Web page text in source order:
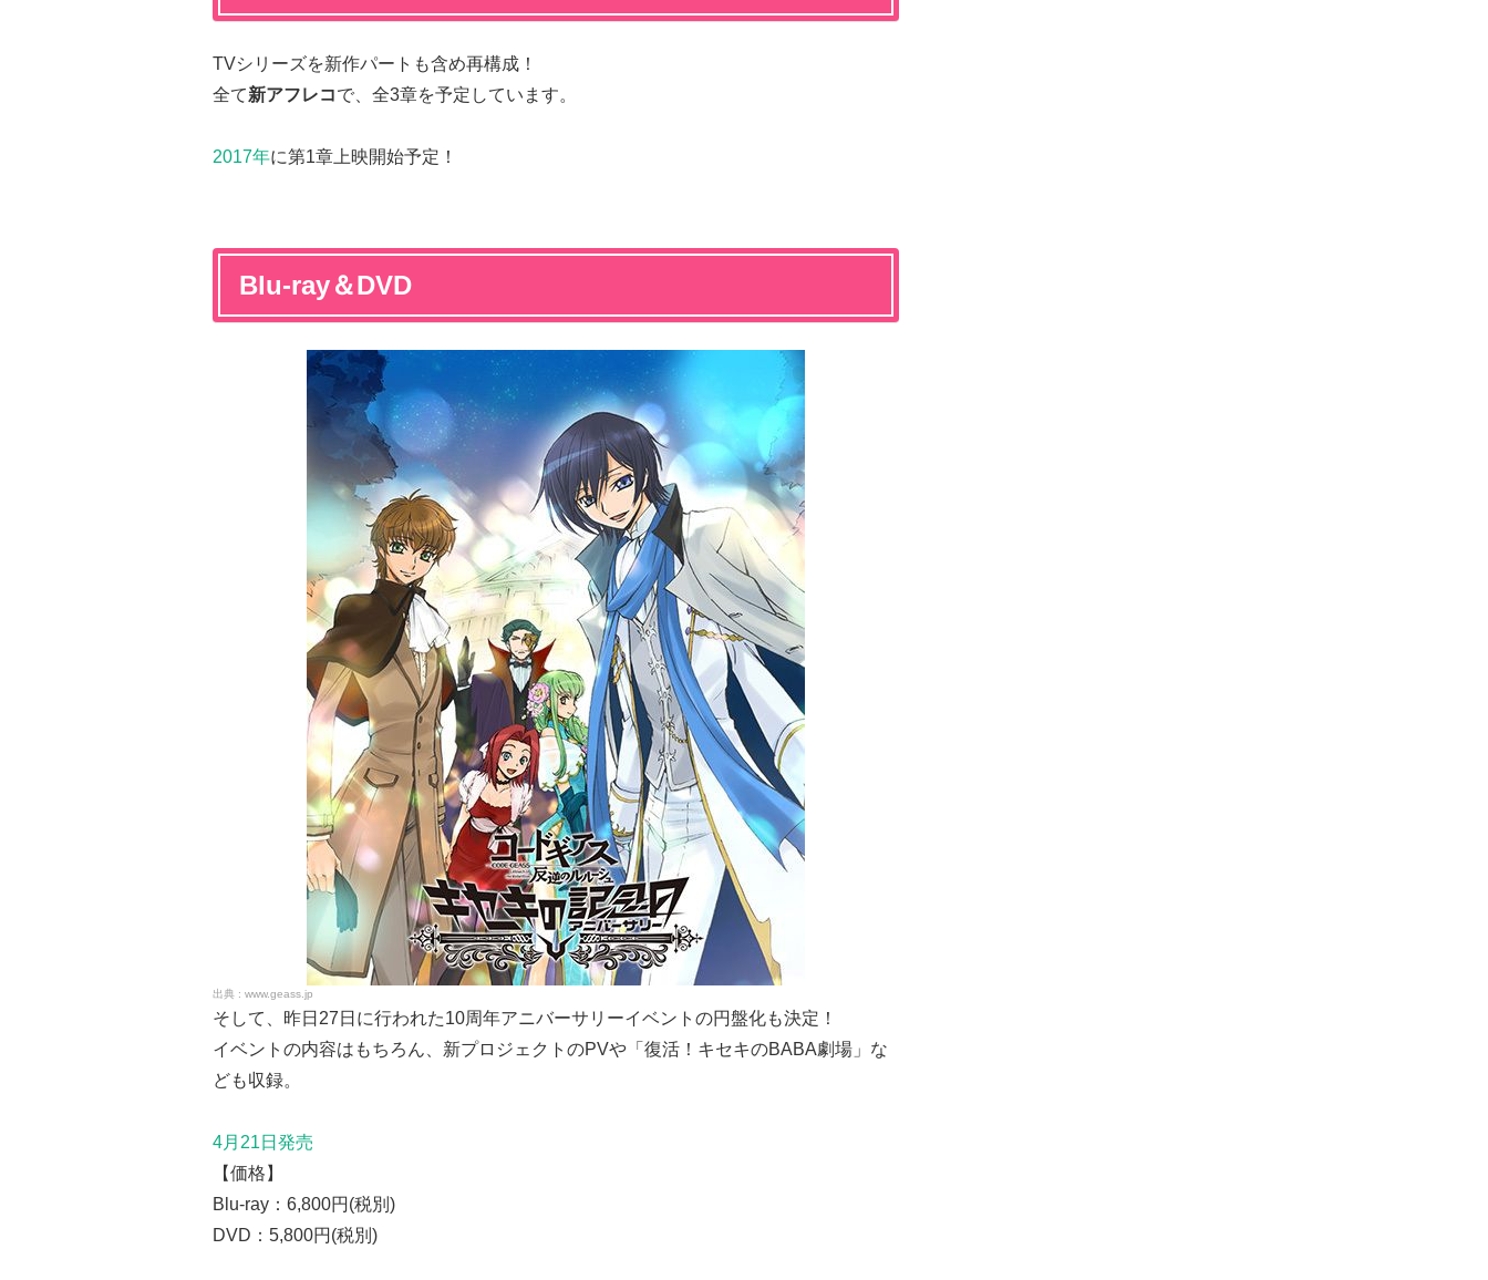
TVシリーズを新作パートも含め再構成！
全て新アフレコで、全3章を予定しています。
2017年に第1章上映開始予定！
Blu-ray＆DVD
www.geass.jp
そして、昨日27日に行われた10周年アニバーサリーイベントの円盤化も決定！
イベントの内容はもちろん、新プロジェクトのPVや「復活！キセキのBABA劇場」な
ども収録。
4月21日発売
【価格】
Blu-ray：6,800円(税別)
DVD：5,800円(税別)